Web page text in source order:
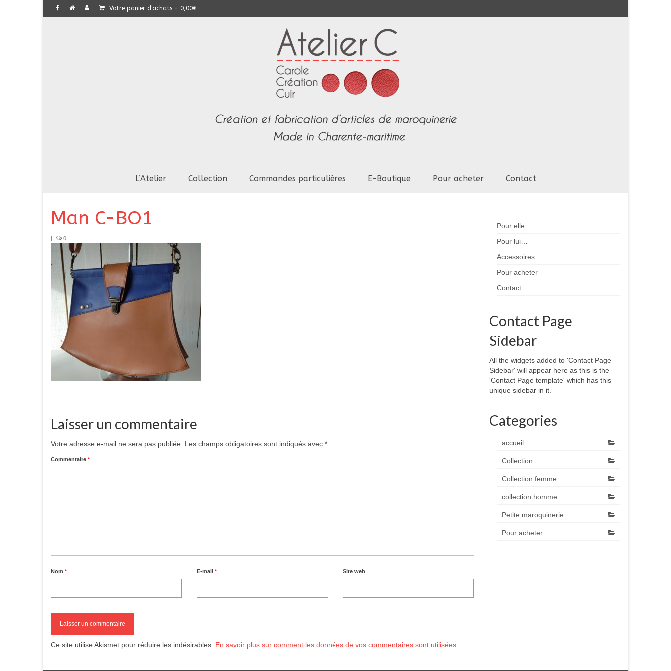
Votre panier d'achats - 0,00€
L’Atelier Collection Commandes particulières E-Boutique Pour acheter Contact
Man C-BO1
| 0
Laisser un commentaire
Votre adresse e-mail ne sera pas publiée. Les champs obligatoires sont indiqués avec *
Commentaire *
Nom * E-mail* Site web
Ce site utilise Akismet pour réduire les indésirables. En savoir plus sur comment les données de vos commentaires sont utilisées
Pour elle…
Pour lui…
Accessoires
Pour acheter
Contact
Contact Page
Sidebar
All the widgets added to 'Contact Page
Sidebar' will appear here as this is the
'Contact Page template' which has this
unique sidebar in it.
Categories
accueil
Collection
Collection femme
collection homme
Petite maroquinerie
Pour acheter